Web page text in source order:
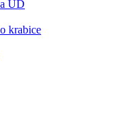
UD
krabice